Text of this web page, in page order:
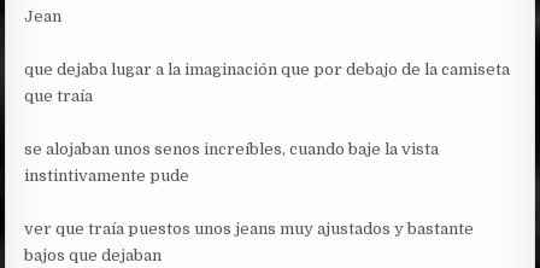
Jean
que dejaba lugar a la imaginación que por debajo de la camiseta
que traía
se alojaban unos senos increíbles, cuando baje la vista
instintivamente pude
ver que traía puestos unos jeans muy ajustados y bastante
bajos que dejaban